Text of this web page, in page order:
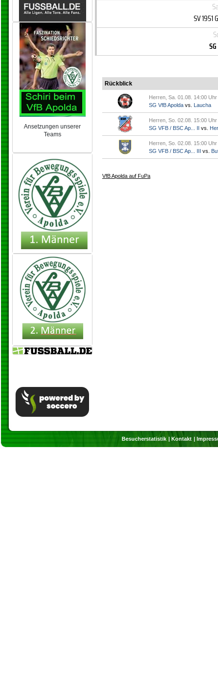
Ansetzungen unserer
Teams
SV
Rückblick
Herren, Sa. 01.08. 14:00 Uhr
SG VfB Apolda vs. Laucha
Herren, So. 02.08. 15:00 Uhr
SG VFB / BSC Ap... II vs.
Herren, So. 02.08. 15:00 Uhr
SG VFB / BSC Ap... III vs.
VfB Apolda auf FuPa
Besucherstatistik Kontakt